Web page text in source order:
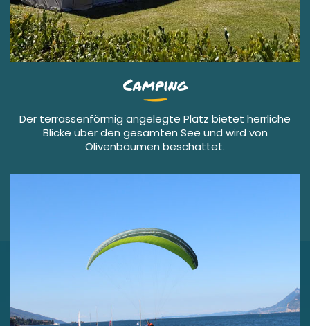
Camping
Der terrassenförmig angelegte Platz bietet herrliche
Blicke über den gesamten See und wird von
Olivenbäumen beschattet.